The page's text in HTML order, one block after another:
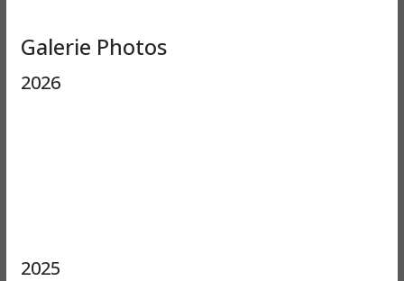
Galerie Photos
2026
2025